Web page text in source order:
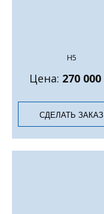
Н5
Цена: 270 000
СДЕЛАТЬ ЗАКАЗ